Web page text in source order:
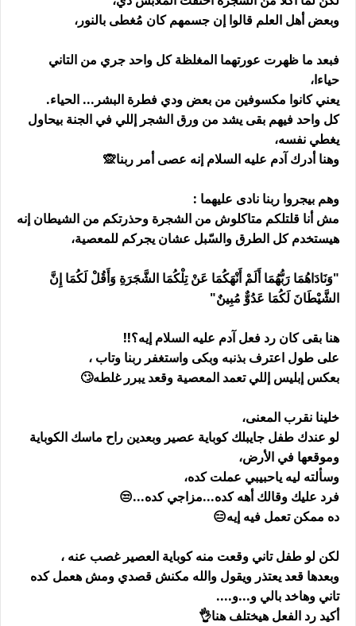
وبعض أهل العلم قالوا إن جسمهم كان مُغطى بالنور،
فبعد ما ظهرت عورتهما المغلظة كل واحد جري من التاني
حياءا،
يعني كانوا مكسوفين من بعض ودي فطرة البشر... الحياء.
كل واحد فيهم بقى يشد من ورق الشجر إللي في الجنة بيحاول
يغطي نفسه،
وهنا أدرك آدم عليه السلام إنه عصى أمر ربنا🙊
وهم بيجروا ربنا نادى عليهما :
مش أنا قلتلكم متاكلوش من الشجرة وحذرتكم من الشيطان إنه
هيستخدم كل الطرق والسّبل عشان يجركم للمعصية،
"وَنَادَاهُمَا رَبُّهُمَا أَلَمْ أَنْهَكُمَا عَنْ تِلْكُمَا الشَّجَرَةِ وَأَقُلْ لَكُمَا إِنَّ
الشَّيْطَانَ لَكُمَا عَدُوٌّ مُبِينٌ"
هنا بقى كان رد فعل آدم عليه السلام إيه؟!!
على طول اعترف بذنبه وبكى واستغفر ربنا وتاب ،
بعكس إبليس إللي تعمد المعصية وقعد يبرر غلطه🙄
خلينا نقرب المعنى،
لو عندك طفل جايبلك كوباية عصير وبعدين راح ماسك الكوباية
وموقعها في الأرض،
وسألته ليه ياحبيبي عملت كده،
فرد عليك وقالك أهه كده...مزاجي كده...😒
ده ممكن تعمل فيه إيه😑
لكن لو طفل تاني وقعت منه كوباية العصير غصب عنه ،
وبعدها قعد يعتذر ويقول والله مكنش قصدي ومش هعمل كده
تاني وهاخد بالي و...و....
أكيد رد الفعل هيختلف هنا👌